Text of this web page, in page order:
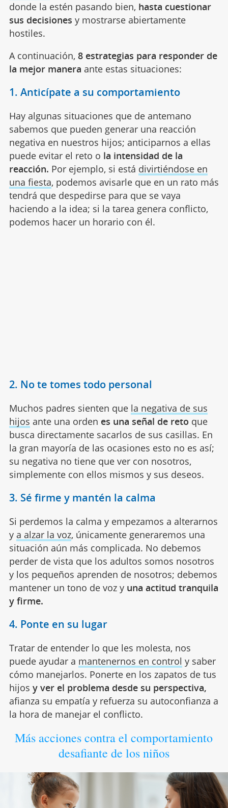
donde la estén pasando bien, hasta cuestionar
sus decisiones y mostrarse abiertamente
hostiles.
A continuación, 8 estrategias para responder de
la mejor manera ante estas situaciones:
1. Anticípate a su comportamiento
Hay algunas situaciones que de antemano
sabemos que pueden generar una reacción
negativa en nuestros hijos; anticiparnos a ellas
puede evitar el reto o la intensidad de la
reacción. Por ejemplo, si está divirtiéndose en
una fiesta, podemos avisarle que en un rato más
tendrá que despedirse para que se vaya
haciendo a la idea; si la tarea genera conflicto,
podemos hacer un horario con él.
2. No te tomes todo personal
Muchos padres sienten que la negativa de sus
hijos ante una orden es una señal de reto que
busca directamente sacarlos de sus casillas. En
la gran mayoría de las ocasiones esto no es así;
su negativa no tiene que ver con nosotros,
simplemente con ellos mismos y sus deseos.
3. Sé firme y mantén la calma
Si perdemos la calma y empezamos a alterarnos
y a alzar la voz, únicamente generaremos una
situación aún más complicada. No debemos
perder de vista que los adultos somos nosotros
y los pequeños aprenden de nosotros; debemos
mantener un tono de voz y una actitud tranquila
y firme.
4. Ponte en su lugar
Tratar de entender lo que les molesta, nos
puede ayudar a mantenernos en control y saber
cómo manejarlos. Ponerte en los zapatos de tus
hijos y ver el problema desde su perspectiva,
afianza su empatía y refuerza su autoconfianza a
la hora de manejar el conflicto.
Más acciones contra el comportamiento
desafiante de los niños